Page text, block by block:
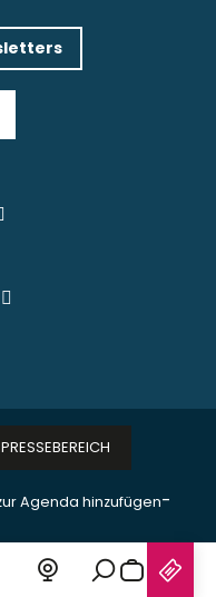
Agenda hinzufügen-
PRESSEBEREICH